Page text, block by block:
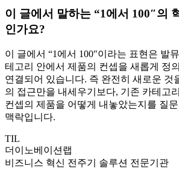
이 글에서 말하는 “1에서 100″의
인가요?
이 글에서 “1에서 100″이라는 표현은 발
테고리 안에서 제품의 컨셉을 새롭게 정
연결되어 있습니다. 즉 완전히 새로운 것
의 접근만을 내세우기보다, 기존 카테고
컨셉의 제품을 어떻게 내놓았는지를 질
맥락입니다.
TIL
더이노베이션랩
비즈니스 혁신 전주기 솔루션 전문기관